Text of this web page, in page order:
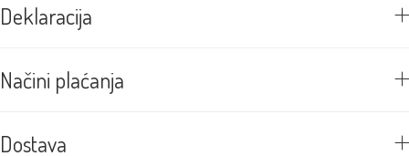
Deklaracija
Načini plaćanja
Dostava